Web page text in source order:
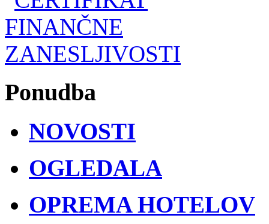
Ponudba
NOVOSTI
OGLEDALA
OPREMA HOTELOV